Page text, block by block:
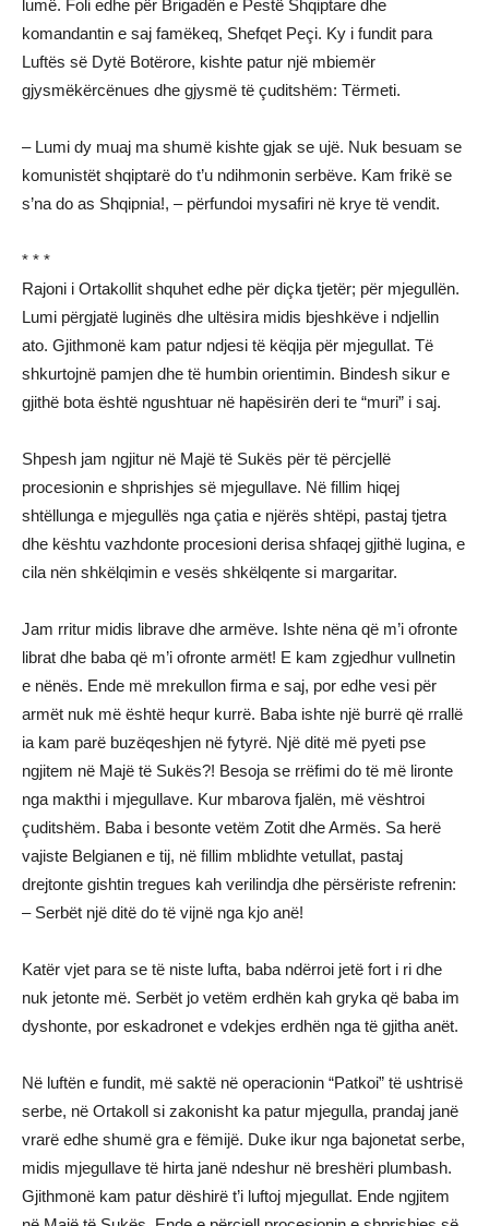
lumë. Foli edhe për Brigadën e Pestë Shqiptare dhe
komandantin e saj famëkeq, Shefqet Peçi. Ky i fundit para
Luftës së Dytë Botërore, kishte patur një mbiemër
gjysmëkërcënues dhe gjysmë të çuditshëm: Tërmeti.
– Lumi dy muaj ma shumë kishte gjak se ujë. Nuk besuam se
komunistët shqiptarë do t’u ndihmonin serbëve. Kam frikë se
s’na do as Shqipnia!, – përfundoi mysafiri në krye të vendit.
* * *
Rajoni i Ortakollit shquhet edhe për diçka tjetër; për mjegullën.
Lumi përgjatë luginës dhe ultësira midis bjeshkëve i ndjellin
ato. Gjithmonë kam patur ndjesi të këqija për mjegullat. Të
shkurtojnë pamjen dhe të humbin orientimin. Bindesh sikur e
gjithë bota është ngushtuar në hapësirën deri te “muri” i saj.
Shpesh jam ngjitur në Majë të Sukës për të përcjellë
procesionin e shprishjes së mjegullave. Në fillim hiqej
shtëllunga e mjegullës nga çatia e njërës shtëpi, pastaj tjetra
dhe kështu vazhdonte procesioni derisa shfaqej gjithë lugina, e
cila nën shkëlqimin e vesës shkëlqente si margaritar.
Jam rritur midis librave dhe armëve. Ishte nëna që m’i ofronte
librat dhe baba që m’i ofronte armët! E kam zgjedhur vullnetin
e nënës. Ende më mrekullon firma e saj, por edhe vesi për
armët nuk më është hequr kurrë. Baba ishte një burrë që rrallë
ia kam parë buzëqeshjen në fytyrë. Një ditë më pyeti pse
ngjitem në Majë të Sukës?! Besoja se rrëfimi do të më lironte
nga makthi i mjegullave. Kur mbarova fjalën, më vështroi
çuditshëm. Baba i besonte vetëm Zotit dhe Armës. Sa herë
vajiste Belgianen e tij, në fillim mblidhte vetullat, pastaj
drejtonte gishtin tregues kah verilindja dhe përsëriste refrenin:
– Serbët një ditë do të vijnë nga kjo anë!
Katër vjet para se të niste lufta, baba ndërroi jetë fort i ri dhe
nuk jetonte më. Serbët jo vetëm erdhën kah gryka që baba im
dyshonte, por eskadronet e vdekjes erdhën nga të gjitha anët.
Në luftën e fundit, më saktë në operacionin “Patkoi” të ushtrisë
serbe, në Ortakoll si zakonisht ka patur mjegulla, prandaj janë
vrarë edhe shumë gra e fëmijë. Duke ikur nga bajonetat serbe,
midis mjegullave të hirta janë ndeshur në breshëri plumbash.
Gjithmonë kam patur dëshirë t’i luftoj mjegullat. Ende ngjitem